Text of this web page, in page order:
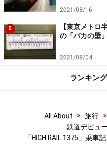
この駅は北陸新幹線との
小海線が高架と、普通と
珍しい。ホームを離れる
く、駅舎の向こうに浅間
る前から家並の背後にち
たりで見納めとなりそうだ
楽しい箱に入った
2021/08/16
5
【東京メトロ
の「バカの壁
2021/08/04
ランキン
All About > 旅行 >
鉄道デビュ
「HIGH RAIL 1375」乗